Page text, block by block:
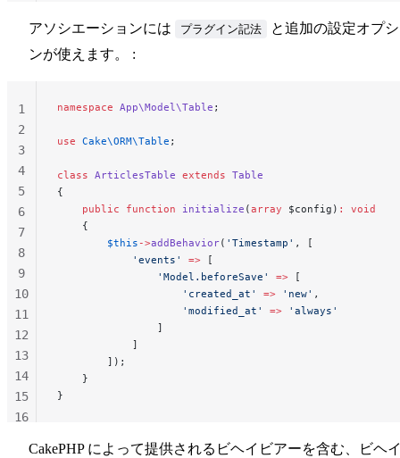
アソシエーションには プラグイン記法
と追加の設定オプ
ンが使えます。 :
namespace App\Model\Table ;
use Cake\ORM\Table ;
class ArticlesTable extends Table
{
    public
function initialize (array $config) :
void
    {
        $this
->addBehavior( 'Timestamp' , [
            'events'
=> [
                'Model.beforeSave'
=> [
                    'created_at'
=> 'new' ,
                    'modified_at'
=> 'always'
                ]
            ]
        ]);
    }
}
1
2
3
4
5
6
7
8
9
10
11
12
13
14
15
16
CakePHP によって提供されるビヘイビアーを含む、ビヘ